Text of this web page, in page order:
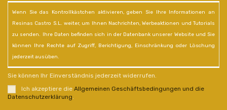
Wenn Sie das Kontrollkästchen aktivieren, geben Sie Ihre Informationen an
Resinas Castro S.L. weiter, um Ihnen Nachrichten, Werbeaktionen und Tutorials
zu senden. Ihre Daten befinden sich in der Datenbank unserer Website und Sie
können Ihre Rechte auf Zugriff, Berichtigung, Einschränkung oder Löschung
jederzeit ausüben.
Sie können Ihr Einverständnis jederzeit widerrufen.
Ich akzeptiere die Allgemeinen Geschäftsbedingungen und die
Datenschutzerklärung